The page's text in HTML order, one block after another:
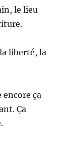
le lieu
liberté, la
encore ça
Ça